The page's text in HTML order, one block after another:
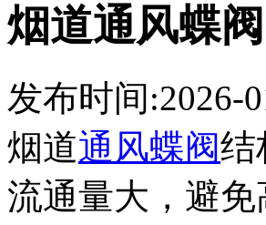
烟道通风蝶
发布时间:2026-
烟道通风蝶阀结
流通量大，避